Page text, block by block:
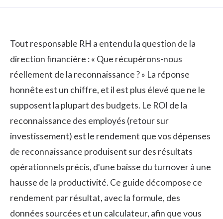
Tout responsable RH a entendu la question de la
direction financière : « Que récupérons-nous
réellement de la reconnaissance ? » La réponse
honnête est un chiffre, et il est plus élevé que ne le
supposent la plupart des budgets. Le ROI de la
reconnaissance des employés (retour sur
investissement) est le rendement que vos dépenses
de reconnaissance produisent sur des résultats
opérationnels précis, d'une baisse du turnover à une
hausse de la productivité. Ce guide décompose ce
rendement par résultat, avec la formule, des
données sourcées et un calculateur, afin que vous